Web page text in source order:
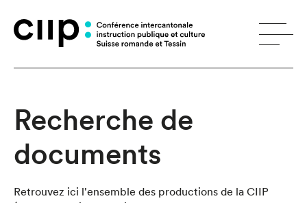
Recherche de
documents
Retrouvez ici l'ensemble des productions de la CIIP